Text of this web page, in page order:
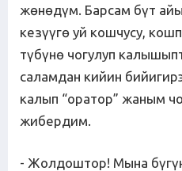
жөнөдүм. Барсам бүт
кезүүгө уй кошчусу,
түбүнө чогулуп
саламдан кийин
калып “оратор” жаным
жибердим.
- Жолдоштор! Мына